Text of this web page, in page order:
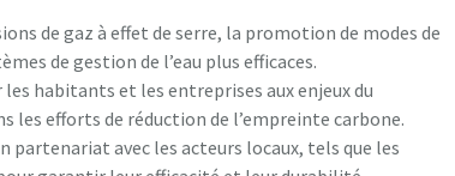
de gaz à effet de serre, la promotion de modes de
de gestion de l’eau plus efficaces.
habitants et les entreprises aux enjeux du
les efforts de réduction de l’empreinte carbone.
avec les acteurs locaux, tels que les